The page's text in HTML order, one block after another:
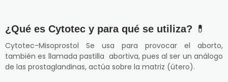
¿Qué es Cytotec y para qué se utiliza? 💊
Cytotec-Misoprostol Se usa para provocar el aborto,
también es llamada pastilla abortiva, pues al ser un análogo
de las prostaglandinas, actúa sobre la matriz (útero).